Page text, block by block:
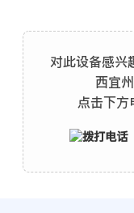
对此设备感兴
西宜
点击下方